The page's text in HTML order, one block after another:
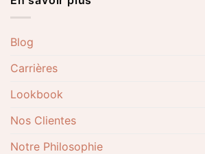
Blog
Carrières
Lookbook
Nos Clientes
Notre Philosophie